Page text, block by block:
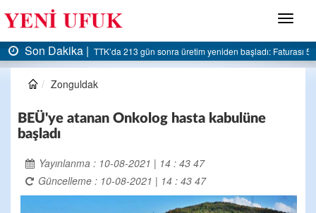
Menü
213 gün sonra üretim yeniden başladı: Faturası 5 milyar liraya dayandı
Son Dakika |AK
Zonguldak
BEÜ'ye atanan Onkolog hasta kabulüne
başladı
Yayınlanma : 10-08-2021 | 14 : 43 47
Güncelleme : 10-08-2021 | 14 : 43 47